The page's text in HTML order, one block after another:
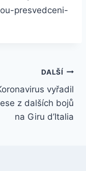
presvedceni-
DALŠÍ
vyřadil
z dalších bojů
na Giru d’Italia